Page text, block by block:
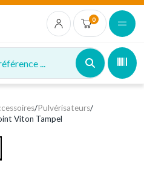
0
...
/Pulvérisateurs/
Viton Tampel